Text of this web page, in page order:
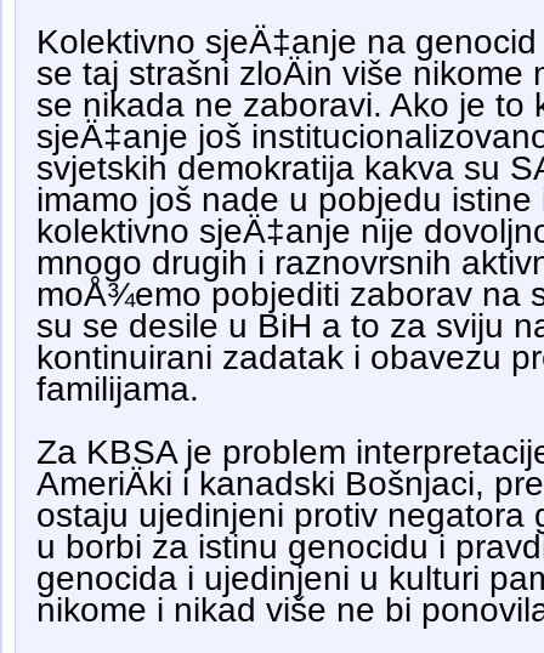
Kolektivno sjeÄ‡anje na genocid
se taj strašni zloÄin više
se nikada ne zaboravi. Ako je to
sjeÄ‡anje još
svjetskih demokratija kakva su
imamo još nade u pobjedu istine
kolektivno sjeÄ‡anje nije
mnogo drugih i raznovrsnih
moÅ¾emo pobjediti zaborav na
su se desile u BiH a to za sviju
kontinuirani zadatak i obavezu
familijama.
Za KBSA je problem
AmeriÄki i kanadski Bošnjaci,
ostaju ujedinjeni protiv negatora
u borbi za istinu genocidu i
genocida i ujedinjeni u kulturi
nikome i nikad više ne bi